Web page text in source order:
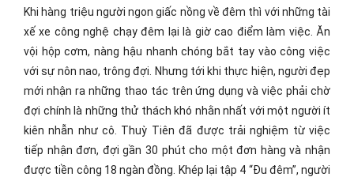
Khi hàng triệu người ngon giấc nồng về đêm thì với những tài
xế xe công nghệ chạy đêm lại là giờ cao điểm làm việc. Ăn
vội hộp cơm, nàng hậu nhanh chóng bắt tay vào công việc
với sự nôn nao, trông đợi. Nhưng tới khi thực hiện, người đẹp
mới nhận ra những thao tác trên ứng dụng và việc phải chờ
đợi chính là những thử thách khó nhằn nhất với một người ít
kiên nhẫn như cô. Thuỳ Tiên đã được trải nghiệm từ việc
tiếp nhận đơn, đợi gần 30 phút cho một đơn hàng và nhận
được tiền công 18 ngàn đồng. Khép lại tập 4 “Đu đêm”, người